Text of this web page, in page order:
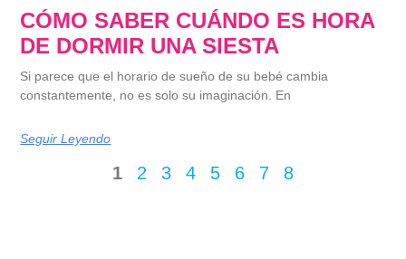
CÓMO SABER CUÁNDO ES HORA
DE DORMIR UNA SIESTA
Si parece que el horario de sueño de su bebé cambia
constantemente, no es solo su imaginación. En
Seguir Leyendo
1 2 3 4 5 6 7 8